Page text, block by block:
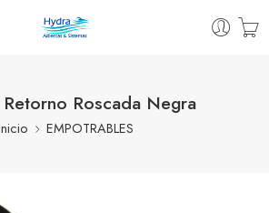
Roscada Negra
EMPOTRABLES